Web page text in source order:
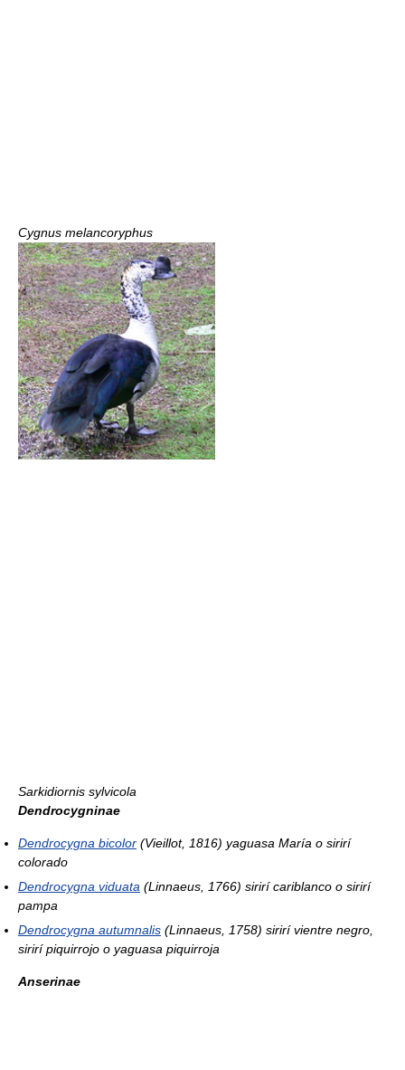
Cygnus melancoryphus
Sarkidiornis sylvicola
Dendrocygninae
Dendrocygna bicolor (Vieillot, 1816) yaguasa María o sirirí
colorado
Dendrocygna viduata (Linnaeus, 1766) sirirí cariblanco o sirirí
pampa
Dendrocygna autumnalis (Linnaeus, 1758) sirirí vientre negro,
sirirí piquirrojo o yaguasa piquirroja
Anserinae